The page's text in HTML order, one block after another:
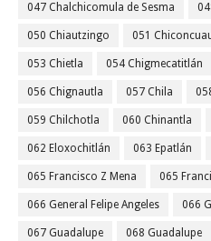
047 Chalchicomula de Sesma
050 Chiautzingo 051
053 Chietla 054 Chigmecatitlán
056 Chignautla 057 Chila
059 Chilchotla 060 Chinantla
062 Eloxochitlán 063 Epatlán
065 Francisco Z Mena 065
066 General Felipe Angeles 066
067 Guadalupe 068 Guadalupe